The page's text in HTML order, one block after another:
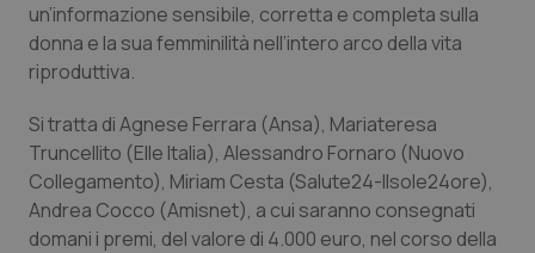
Calabria
Campania
Emilia-Romagna
Friuli Venezia Giulia
Asma & BPCO
Car-T
Colesterolo & coronaropatie
Dermatite Atopica
un’informazione sensibile, corretta e completa sulla
donna e la sua femminilità nell’intero arco della vita
riproduttiva.
Si tratta di Agnese Ferrara (Ansa), Mariateresa
Truncellito (Elle Italia), Alessandro Fornaro (Nuovo
Collegamento), Miriam Cesta (Salute24-Ilsole24ore),
Andrea Cocco (Amisnet), a cui saranno consegnati
domani i premi, del valore di 4.000 euro, nel corso della